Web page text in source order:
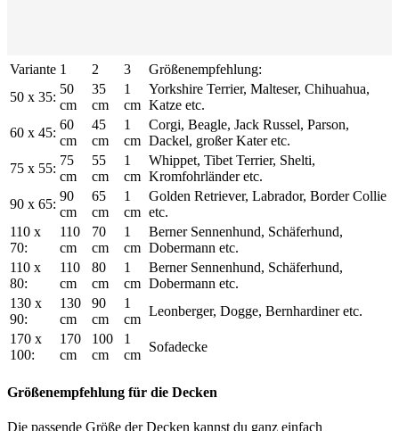
Variante 1 2 3
Größenempfehlung:
50 x 35:
50
cm
35
cm
1
cm
Yorkshire Terrier, Malteser, Chihuahua,
Katze etc.
60 x 45:
60
cm
45
cm
1
cm
Corgi, Beagle, Jack Russel, Parson,
Dackel, großer Kater etc.
75 x 55:
75
cm
55
cm
1
cm
Whippet, Tibet Terrier, Shelti,
Kromfohrländer etc.
90 x 65:
90
cm
65
cm
1
cm
Golden Retriever, Labrador, Border Collie
etc.
110 x
70:
110
cm
70
cm
1
cm
Berner Sennenhund, Schäferhund,
Dobermann etc.
110 x
80:
110
cm
80
cm
1
cm
Berner Sennenhund, Schäferhund,
Dobermann etc.
130 x
90:
130
cm
90
cm
1
cm
Leonberger, Dogge, Bernhardiner etc.
170 x
100:
170
cm
100
cm
1
cm
Sofadecke
Größenempfehlung für die Decken
Die passende Größe der Decken kannst du ganz einfach